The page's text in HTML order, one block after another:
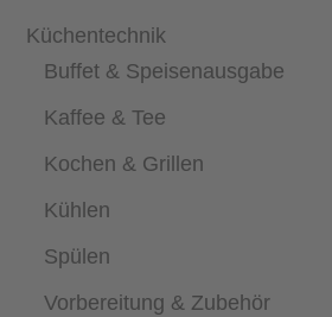
Küchentechnik
Buffet & Speisenausgabe
Kaffee & Tee
Kochen & Grillen
Kühlen
Spülen
Vorbereitung & Zubehör